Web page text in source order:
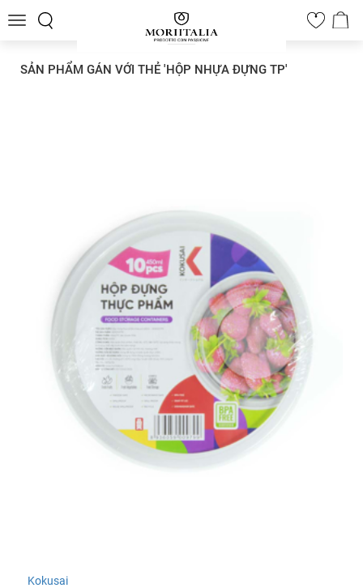
Toggle
0
SẢN PHẨM GÁN VỚI THẺ 'HỘP NHỰA ĐỰNG TP'
Kokusai